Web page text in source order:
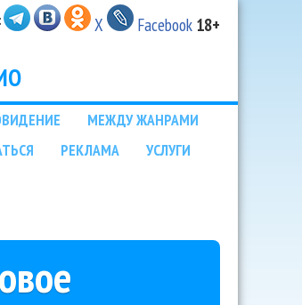
X Facebook 18+
МЕЖДУ ЖАНРАМИ
РЕКЛАМА
УСЛУГИ